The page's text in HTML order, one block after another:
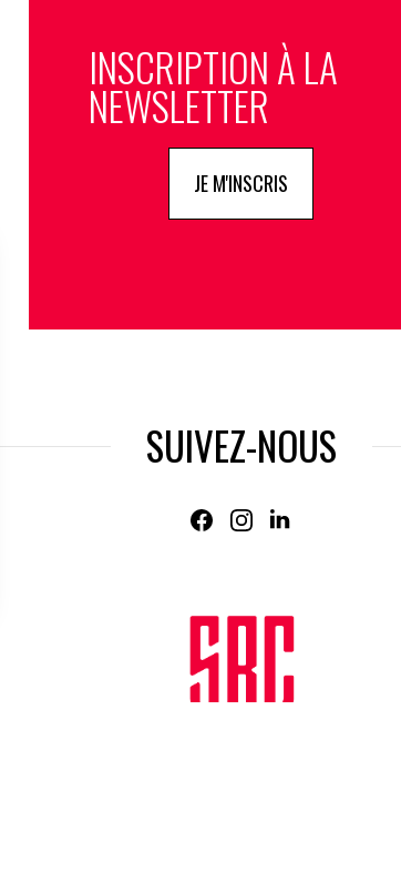
INSCRIPTION À LA
NEWSLETTER
JE M'INSCRIS
SUIVEZ-NOUS